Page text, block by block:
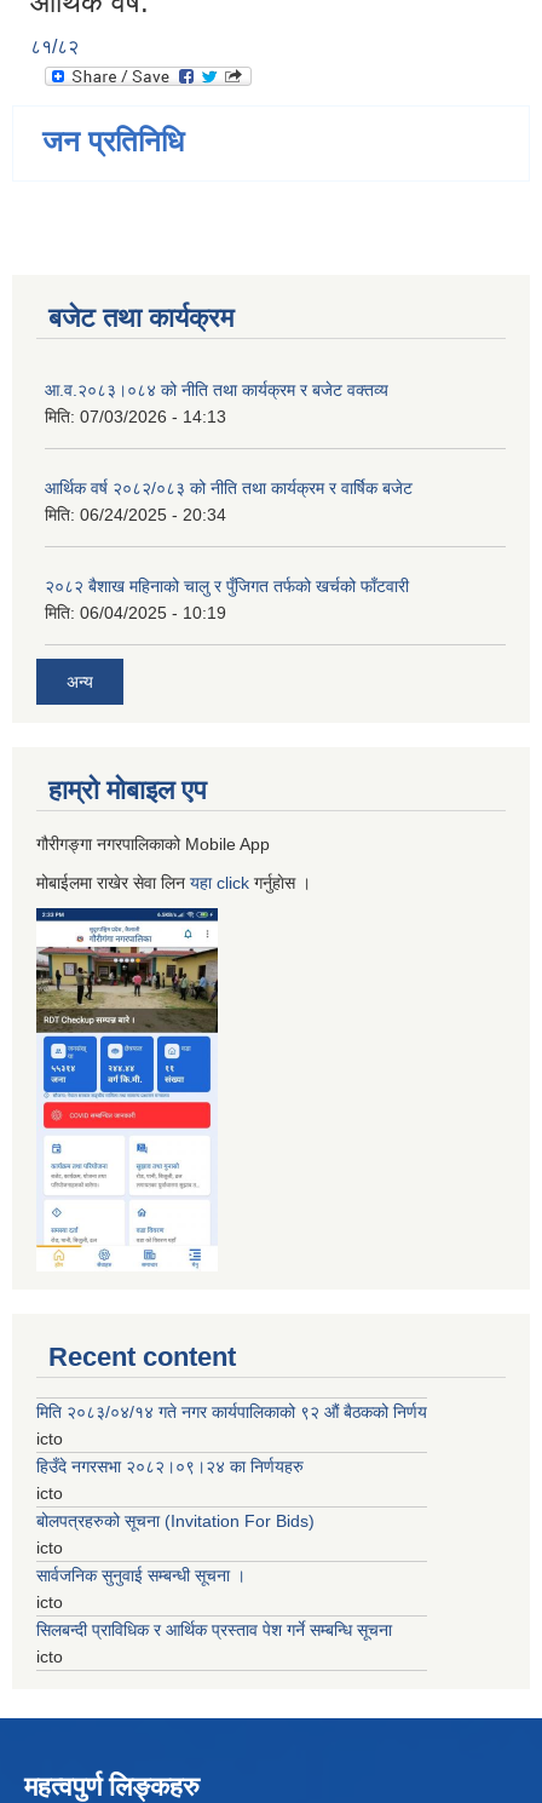
८१/८२
जन प्रतिनिधि
बजेट तथा कार्यक्रम
आ.व.२०८३।०८४ को नीति तथा कार्यक्रम र बजेट वक्तव्य
मिति: 07/03/2026 - 14:13
आर्थिक वर्ष २०८२/०८३ को नीति तथा कार्यक्रम र वार्षिक बजेट
मिति: 06/24/2025 - 20:34
२०८२ बैशाख महिनाको चालु र पुँजिगत तर्फको खर्चको फाँटवारी
मिति: 06/04/2025 - 10:19
अन्य
हाम्रो माेबाइल एप
गौरीगङ्गा नगरपालिकाको Mobile App
मोबाईलमा राखेर सेवा लिन यहाclick गर्नुहाेस ।
Recent content
मिति २०८३/०४/१४ गते नगर कार्यपालिकाको ९२ ‌‍औं बैठकको निर्णय
icto
हिउँदे नगरसभा २०८२।०९।२४ का निर्णयहरु
icto
बोलपत्रहरुको सूचना (Invitation For Bids)
icto
सार्वजनिक सुनुवाई सम्बन्धी सूचना ।
icto
सिलबन्दी प्राविधिक र आर्थिक प्रस्ताव पेश गर्ने सम्बन्धि सूचना
icto
महत्वपुर्ण लिङ्कहरु